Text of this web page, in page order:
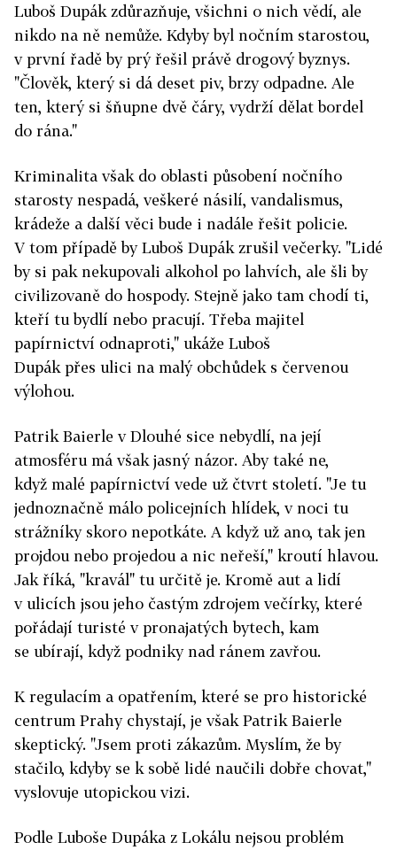
Luboš Dupák zdůrazňuje, všichni o nich vědí, ale
nikdo na ně nemůže. Kdyby byl nočním starostou,
v první řadě by prý řešil právě drogový byznys.
"Člověk, který si dá deset piv, brzy odpadne. Ale
ten, který si šňupne dvě čáry, vydrží dělat bordel
do rána."
Kriminalita však do oblasti působení nočního
starosty nespadá, veškeré násilí, vandalismus,
krádeže a další věci bude i nadále řešit policie.
V tom případě by Luboš Dupák zrušil večerky. "Lidé
by si pak nekupovali alkohol po lahvích, ale šli by
civilizovaně do hospody. Stejně jako tam chodí ti,
kteří tu bydlí nebo pracují. Třeba majitel
papírnictví odnaproti," ukáže Luboš
Dupák přes ulici na malý obchůdek s červenou
výlohou.
Patrik Baierle v Dlouhé sice nebydlí, na její
atmosféru má však jasný názor. Aby také ne,
když malé papírnictví vede už čtvrt století. "Je tu
jednoznačně málo policejních hlídek, v noci tu
strážníky skoro nepotkáte. A když už ano, tak jen
projdou nebo projedou a nic neřeší," kroutí hlavou.
Jak říká, "kravál" tu určitě je. Kromě aut a lidí
v ulicích jsou jeho častým zdrojem večírky, které
pořádají turisté v pronajatých bytech, kam
se ubírají, když podniky nad ránem zavřou.
K regulacím a opatřením, které se pro historické
centrum Prahy chystají, je však Patrik Baierle
skeptický. "Jsem proti zákazům. Myslím, že by
stačilo, kdyby se k sobě lidé naučili dobře chovat,"
vyslovuje utopickou vizi.
Podle Luboše Dupáka z Lokálu nejsou problém